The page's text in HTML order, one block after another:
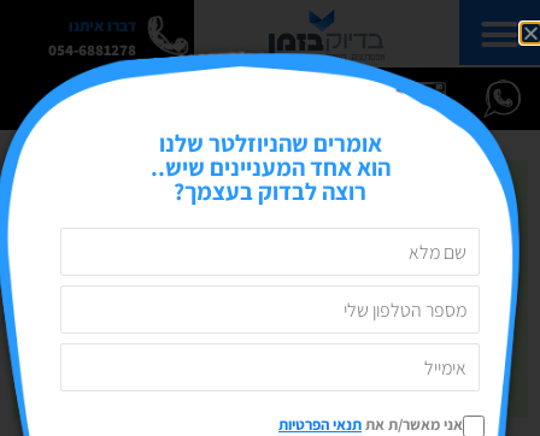
דברו איתנו
054-6881278
אומרים שהניוזלטר שלנו
הוא אחד המעניינים שיש..
רוצה לבדוק בעצמך?
אני מאשר/ת אתתנאי הפרטיות